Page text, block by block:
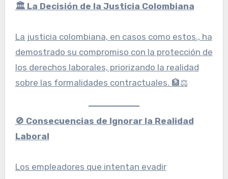
🏛️ La Decisión de la Justicia Colombiana
La justicia colombiana, en casos como estos., ha
demostrado su compromiso con la protección de
los derechos laborales, priorizando la realidad
sobre las formalidades contractuales. 🏦⚖️
🚫 Consecuencias de Ignorar la Realidad
Laboral
Los empleadores que intentan evadir